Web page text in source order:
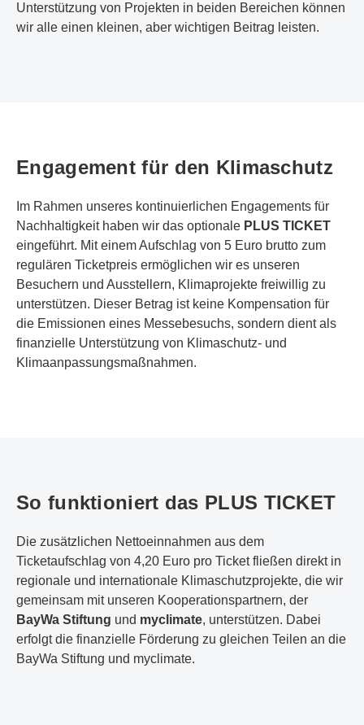
Unterstützung von Projekten in beiden Bereichen können
wir alle einen kleinen, aber wichtigen Beitrag leisten.
Engagement für den Klimaschutz
Im Rahmen unseres kontinuierlichen Engagements für
Nachhaltigkeit haben wir das optionale PLUS TICKET
eingeführt. Mit einem Aufschlag von 5 Euro brutto zum
regulären Ticketpreis ermöglichen wir es unseren
Besuchern und Ausstellern, Klimaprojekte freiwillig zu
unterstützen. Dieser Betrag ist keine Kompensation für
die Emissionen eines Messebesuchs, sondern dient als
finanzielle Unterstützung von Klimaschutz- und
Klimaanpassungsmaßnahmen.
So funktioniert das PLUS TICKET
Die zusätzlichen Nettoeinnahmen aus dem
Ticketaufschlag von 4,20 Euro pro Ticket fließen direkt in
regionale und internationale Klimaschutzprojekte, die wir
gemeinsam mit unseren Kooperationspartnern, der
BayWa Stiftung und myclimate, unterstützen. Dabei
erfolgt die finanzielle Förderung zu gleichen Teilen an die
BayWa Stiftung und myclimate.